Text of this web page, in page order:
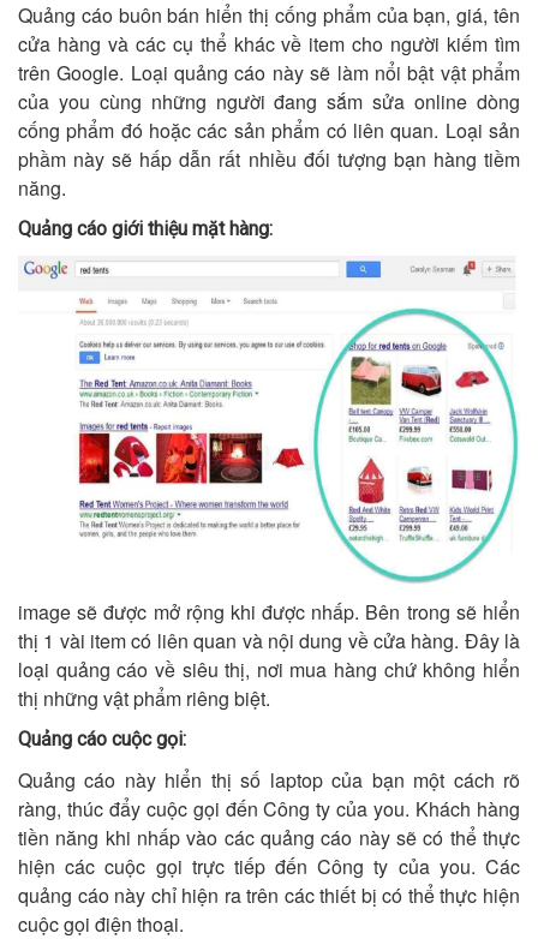
Quảng cáo buôn bán hiển thị cống phẩm của bạn, giá, tên
cửa hàng và các cụ thể khác về item cho người kiếm tìm
trên Google. Loại quảng cáo này sẽ làm nổi bật vật phẩm
của you cùng những người đang sắm sửa online dòng
cống phẩm đó hoặc các sản phẩm có liên quan. Loại sản
phầm này sẽ hấp dẫn rất nhiều đối tượng bạn hàng tiềm
năng.
Quảng cáo giới thiệu mặt hàng:
image sẽ được mở rộng khi được nhấp. Bên trong sẽ hiển
thị 1 vài item có liên quan và nội dung về cửa hàng. Đây là
loại quảng cáo về siêu thị, nơi mua hàng chứ không hiển
thị những vật phẩm riêng biệt.
Quảng cáo cuộc gọi:
Quảng cáo này hiển thị số laptop của bạn một cách rõ
ràng, thúc đẩy cuộc gọi đến Công ty của you. Khách hàng
tiền năng khi nhấp vào các quảng cáo này sẽ có thể thực
hiện các cuộc gọi trực tiếp đến Công ty của you. Các
quảng cáo này chỉ hiện ra trên các thiết bị có thể thực hiện
cuộc gọi điện thoại.